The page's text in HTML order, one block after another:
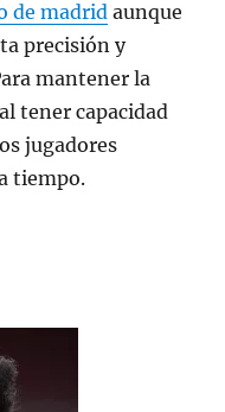
de madrid aunque
precisión y
mantener la
tener capacidad
jugadores
tiempo.